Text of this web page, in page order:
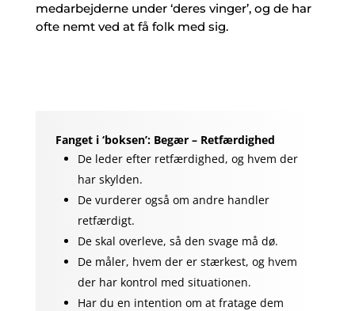
medarbejderne under ‘deres vinger’, og de har
ofte nemt ved at få folk med sig.
Fanget i ‘boksen’: Begær – Retfærdighed
De leder efter retfærdighed, og hvem der
har skylden.
De vurderer også om andre handler
retfærdigt.
De skal overleve, så den svage må dø.
De måler, hvem der er stærkest, og hvem
der har kontrol med situationen.
Har du en intention om at fratage dem